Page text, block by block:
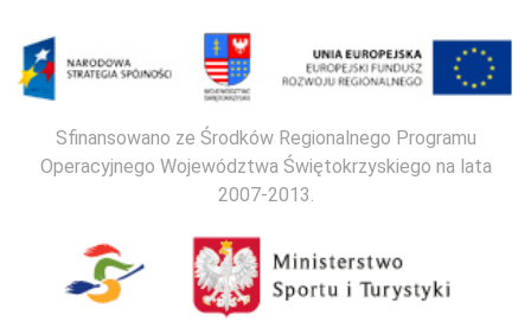
Sfinansowano ze Środków Regionalnego Programu
Operacyjnego Województwa Świętokrzyskiego na lata
2007-2013.